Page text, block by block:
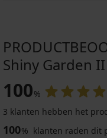
Sale -50%
-20 % GET20
Sale -70%
-20 % GET20
Shiny Garden II
100%
3 klanten hebben het
100% klanten raden dit